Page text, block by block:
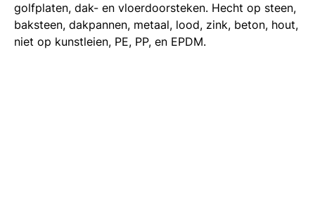
golfplaten, dak- en vloerdoorsteken. Hecht op steen,
baksteen, dakpannen, metaal, lood, zink, beton, hout,
niet op kunstleien, PE, PP, en EPDM.